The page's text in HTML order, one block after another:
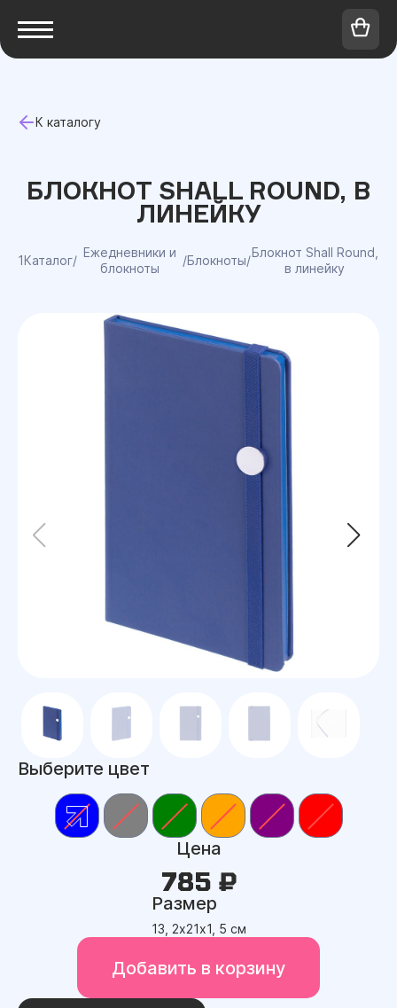
К каталогу
БЛОКНОТ SHALL ROUND, В
ЛИНЕЙКУ
1Каталог/
Ежедневники и
блокноты
/Блокноты/
Блокнот Shall Round,
в линейку
Выберите цвет
Цена
785 ₽
Размер
13, 2х21х1, 5 см
Добавить в корзину